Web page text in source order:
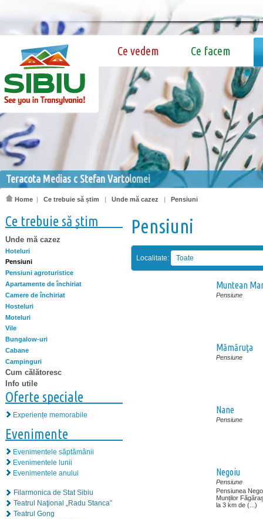
Ce vedem Ce facem
Teracota Medias c Stefan Vartolomei
Home | Ce trebuie să știm | Unde mă cazez | Pensiuni
Ce trebuie să știm
Unde mă cazez
Hoteluri
Pensiuni
Pensiuni agroturistice
Apartamente de închiriat
Camere de închiriat
Hosteluri
Moteluri
Vile
Bungalow-uri
Cabane
Campinguri
Cum călătoresc
Info utile
Oferte speciale
Experiențe memorabile
Evenimente
Evenimentele săptămânii
Evenimentele lunii
Evenimentele anului
Filarmonica de Stat Sibiu
Teatrul Naţional „Radu Stanca”
Teatrul Gong
Pensiuni
Localitate: Toate
Muntean
Pensiune
Mămăruţa
Pensiune
Nane
Pensiune
Negoiu
Pensiune
Pensiunea
Munților
la 3 km de (...)